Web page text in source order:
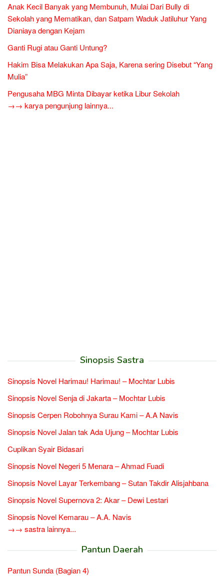
Anak Kecil Banyak yang Membunuh, Mulai Dari Bully di
Sekolah yang Mematikan, dan Satpam Waduk Jatiluhur Yang
Dianiaya dengan Kejam
Ganti Rugi atau Ganti Untung?
Hakim Bisa Melakukan Apa Saja, Karena sering Disebut “Yang
Mulia”
Pengusaha MBG Minta Dibayar ketika Libur Sekolah
→→ karya pengunjung lainnya...
Sinopsis Sastra
Sinopsis Novel Harimau! Harimau! – Mochtar Lubis
Sinopsis Novel Senja di Jakarta – Mochtar Lubis
Sinopsis Cerpen Robohnya Surau Kami – A.A Navis
Sinopsis Novel Jalan tak Ada Ujung – Mochtar Lubis
Cuplikan Syair Bidasari
Sinopsis Novel Negeri 5 Menara – Ahmad Fuadi
Sinopsis Novel Layar Terkembang – Sutan Takdir Alisjahbana
Sinopsis Novel Supernova 2: Akar – Dewi Lestari
Sinopsis Novel Kemarau – A.A. Navis
→→ sastra lainnya...
Pantun Daerah
Pantun Sunda (Bagian 4)